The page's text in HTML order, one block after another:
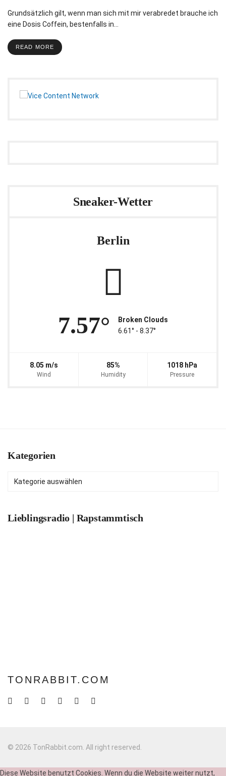
Grundsätzlich gilt, wenn man sich mit mir verabredet brauche ich
eine Dosis Coffein, bestenfalls in…
READ MORE
Sneaker-Wetter
Berlin
7.57°
Broken Clouds
6.61° ‐ 8.37°
8.05 m/s
Wind
85%
Humidity
1018 hPa
Pressure
Kategorien
Lieblingsradio | Rapstammtisch
TONRABBIT.COM
© 2026 TonRabbit.com. All right reserved.
Diese Website benutzt Cookies. Wenn du die Website weiter nutzt,